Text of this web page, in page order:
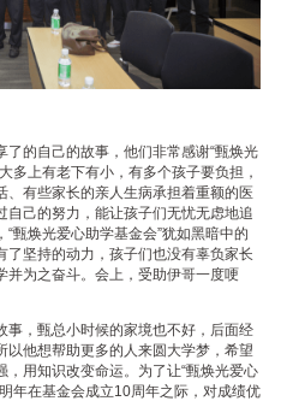
的自己的故事，他们非常感谢“甄焕光
多上有老下有小，有多个孩子要负担，
、有些家长的亲人生病承担着重额的医
己的努力，能让孩子们无忧无虑地追
甄焕光爱心助学基金会”犹如黑暗中的
坚持的动力，孩子们也没有辜负家长
并为之奋斗。会上，受助伊哥一度哽
事，甄总小时候的家境也不好，后面经
他想帮助更多的人来圆大学梦，希望
用知识改变命运。为了让“甄焕光爱心
年在基金会成立10周年之际，对成绩优